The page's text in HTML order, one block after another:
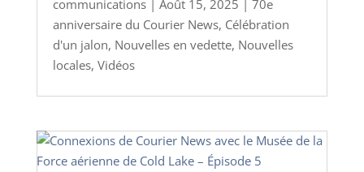
communications| Août 15, 2025 | 70e
anniversaire du Courier News, Célébration
d'un jalon, Nouvelles en vedette, Nouvelles
locales, Vidéos